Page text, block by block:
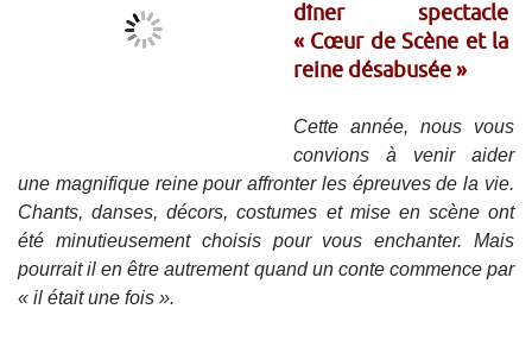
dîner spectacle
« Cœur de Scène et la
reine désabusée »
Cette année, nous vous
convions à venir aider
une magnifique reine pour affronter les épreuves de la vie.
Chants, danses, décors, costumes et mise en scène ont
été minutieusement choisis pour vous enchanter. Mais
pourrait il en être autrement quand un conte commence par
« il était une fois ».